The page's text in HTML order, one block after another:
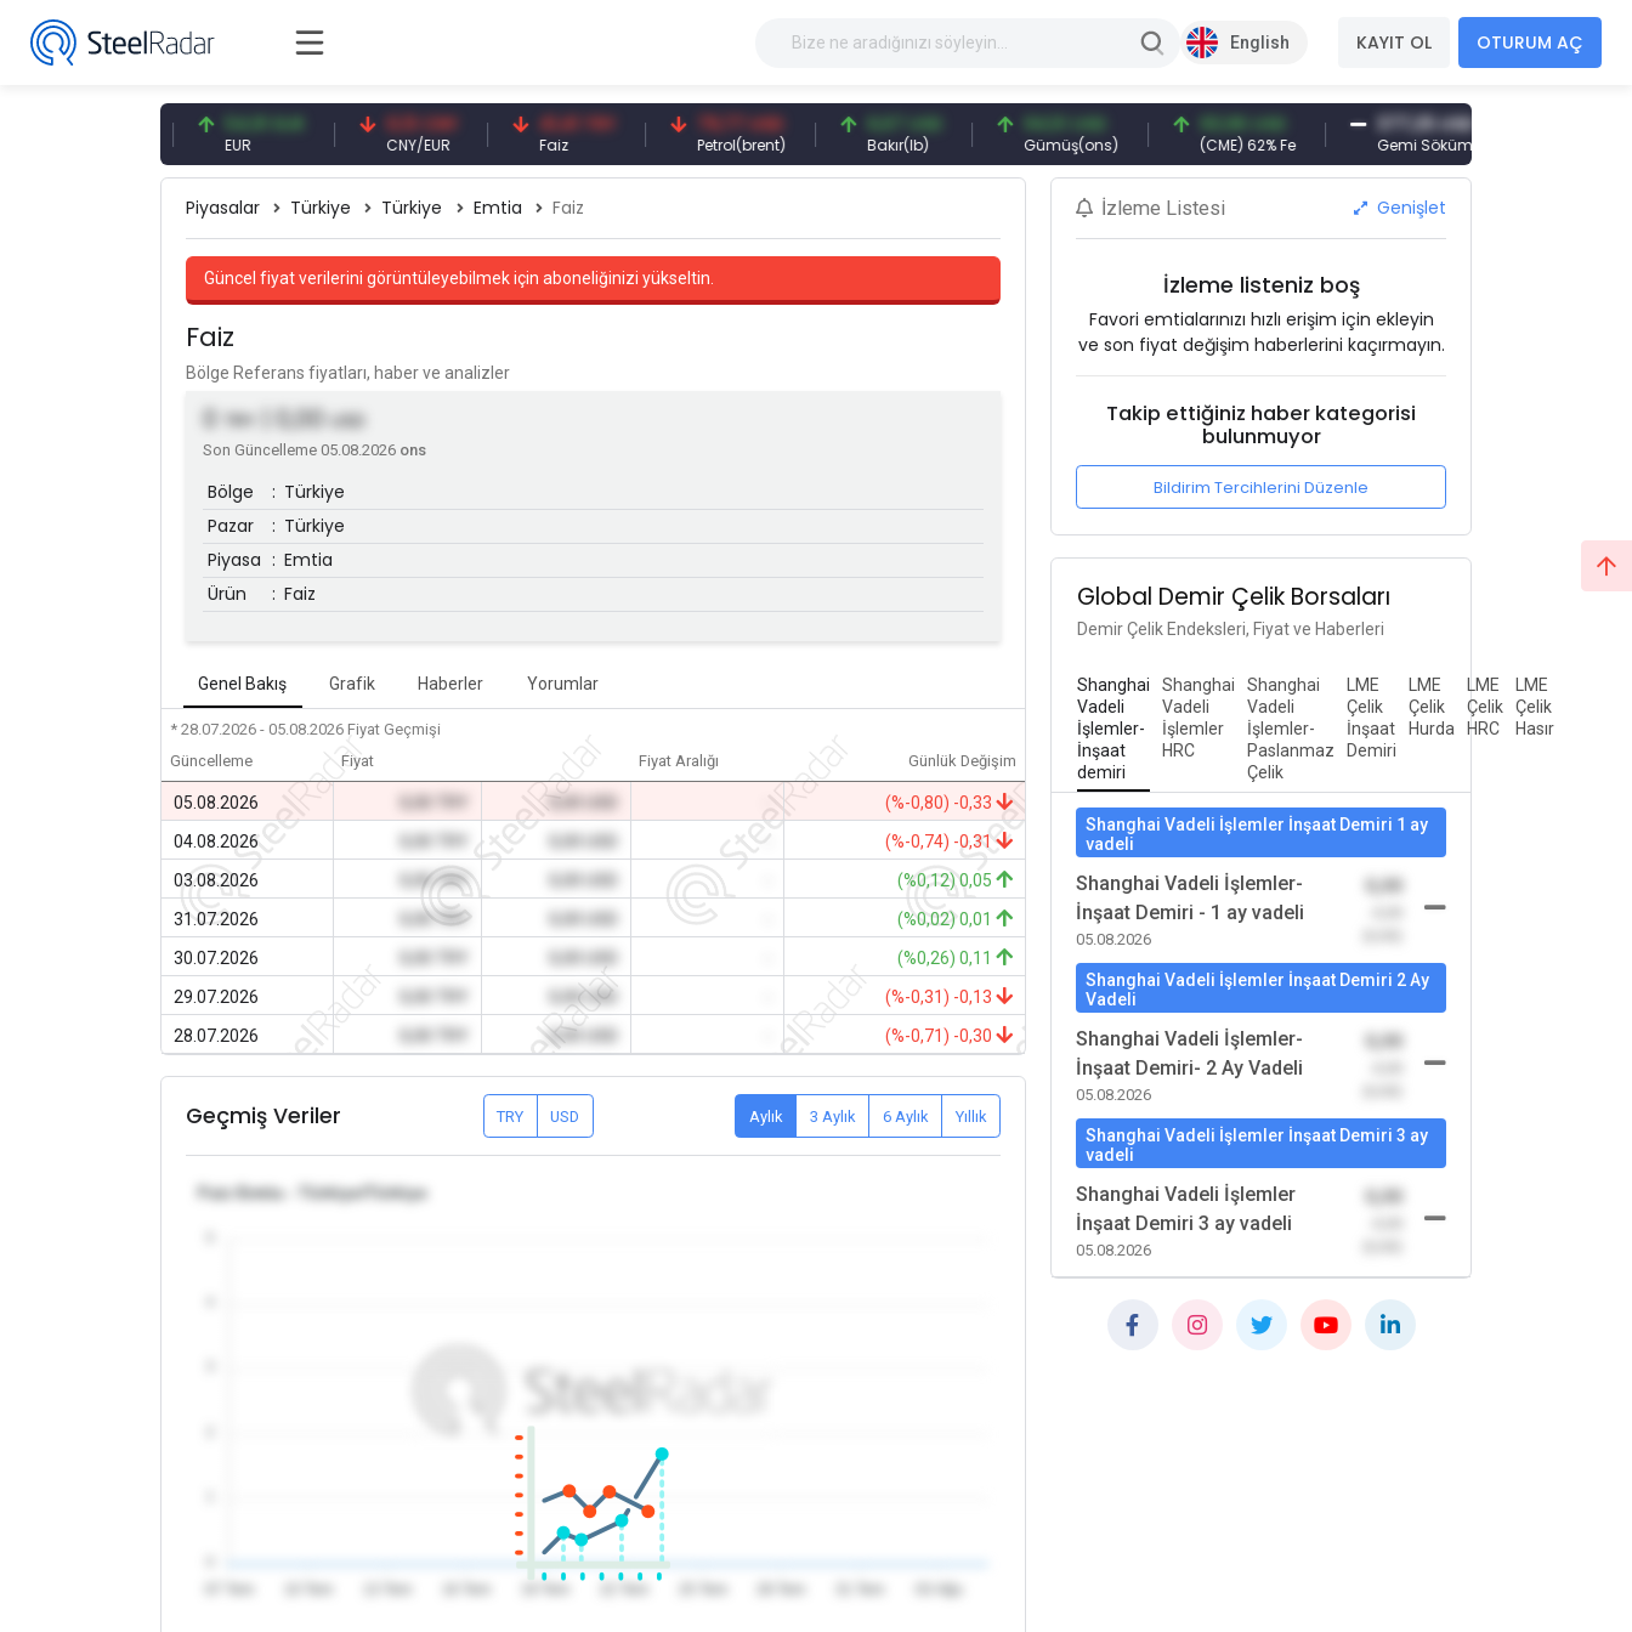
English KAYIT OL OTURUM AÇ
54,91 EUR 0,13 CNY
CNY/EUR
41,41 TRY 79,77 USD
Petrol(brent)
6,67 USD
Bakır(lb)
94,51 USD
Gümüş(ons)
93,96 USD
(CME) 62% Fe
377,25 USD
Gemi Söküm
Piyasalar Türkiye Türkiye Emtia Faiz
Güncel fiyat verilerini görüntüleyebilmek için aboneliğinizi yükseltin.
Faiz
Bölge Referans fiyatları, haber ve analizler
TRY | 0,00 USD
Son Güncelleme 05.08.2026 ons
Bölge : Türkiye
Pazar
: Türkiye
Piyasa : Emtia
Ürün
: Faiz
Genel Bakış Grafik Haberler Yorumlar
* 28.07.2026 - 05.08.2026 Fiyat Geçmişi
Güncelleme
Fiyat Fiyat Aralığı Günlük Değişim
05.08.2026 0,00 USD
(%-0,80) -0,33
04.08.2026
-
(%-0,74) -0,31
03.08.2026
0,00 TRY
(%0,12) 0,05
31.07.2026
0,00 TRY
(%0,02) 0,01
30.07.2026
(%0,26) 0,11
29.07.2026
0,00 USD
(%-0,31) -0,13
28.07.2026
0,00 USD (%-0,71) -0,30
Geçmiş Veriler TRY USD Aylık 3 Aylık 6 Aylık Yıllık
Faiz Emtia - Türkiye/Türkiye
İzleme Listesi Genişlet
İzleme listeniz boş
Favori emtialarınızı hızlı erişim için ekleyin
ve son fiyat değişim haberlerini kaçırmayın.
Takip ettiğiniz haber kategorisi
bulunmuyor
Bildirim Tercihlerini Düzenle
Global Demir Çelik Borsaları
Demir Çelik Endeksleri, Fiyat ve Haberleri
Shanghai
Vadeli
İşlemler-
İnşaat
demiri
Shanghai
Vadeli
İşlemler
HRC
Shanghai
Vadeli
İşlemler-
Paslanmaz
Çelik
LME
Çelik
İnşaat
Demiri
LME
Çelik
Hurda
LME
Çelik
HRC
LME
Çelik
Hasır
Shanghai Vadeli İşlemler İnşaat Demiri 1 ay
vadeli
Shanghai Vadeli İşlemler-
İnşaat Demiri - 1 ay vadeli
05.08.2026
Shanghai Vadeli İşlemler İnşaat Demiri 2 Ay
Vadeli
Shanghai Vadeli İşlemler-
İnşaat Demiri- 2 Ay Vadeli
05.08.2026
Shanghai Vadeli İşlemler İnşaat Demiri 3 ay
vadeli
Shanghai Vadeli İşlemler
İnşaat Demiri 3 ay vadeli
05.08.2026